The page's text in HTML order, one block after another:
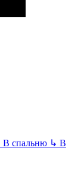
В спальню ↳ В